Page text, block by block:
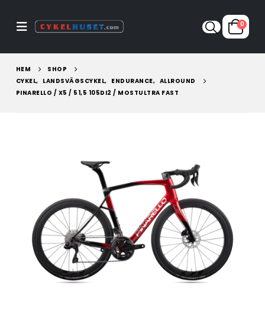
0
HEM
SHOP
CYKEL, LANDSVÄGSCYKEL, ENDURANCE, ALLROUND
PINARELLO / X5 / 51,5 105DI2 / MOSTULTRA FAST